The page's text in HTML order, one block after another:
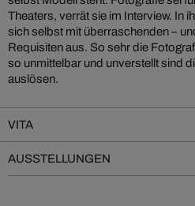
Theaters, verrät sie im Interview. In
sich selbst mit überraschenden –
Requisiten aus. So sehr die
so unmittelbar und unverstellt sind
auslösen.
VITA
AUSSTELLUNGEN